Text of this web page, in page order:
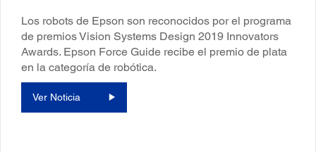
Los robots de Epson son reconocidos por el programa
de premios Vision Systems Design 2019 Innovators
Awards. Epson Force Guide recibe el premio de plata
en la categoría de robótica.
Ver Noticia